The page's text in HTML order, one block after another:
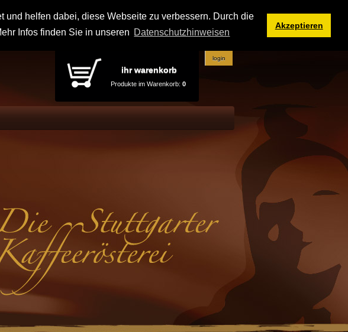
helfen dabei, diese Webseite zu verbessern. Durch die
Infos finden Sie in unseren Datenschutzhinweisen
Akzeptieren
ihr warenkorb
Produkte im Warenkorb: 0
login